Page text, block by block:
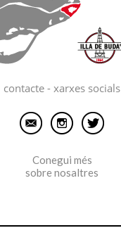
contacte - xarxes socials
Conegui més
sobre nosaltres